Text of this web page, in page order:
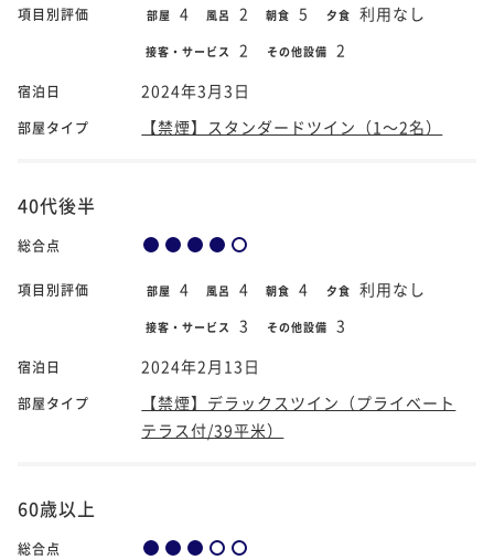
項目別評価 部屋 4 風呂 2 朝食 5 夕食 利用なし
接客・サービス 2 その他設備 2
宿泊日 2024年3月3日
部屋タイプ 【禁煙】スタンダードツイン（1～2名）
40代後半
総合点
項目別評価 部屋 4 風呂 4 朝食 4 夕食 利用なし
接客・サービス 3 その他設備 3
宿泊日 2024年2月13日
部屋タイプ
【禁煙】デラックスツイン（プライベート
テラス付/39平米）
60歳以上
総合点